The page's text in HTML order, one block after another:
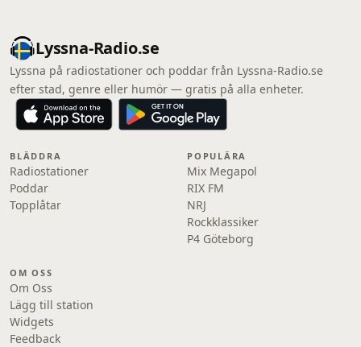
Lyssna-Radio.se
Lyssna på radiostationer och poddar från Lyssna-Radio.se
efter stad, genre eller humör — gratis på alla enheter.
BLÄDDRA
Radiostationer
Poddar
Topplåtar
POPULÄRA
Mix Megapol
RIX FM
NRJ
Rockklassiker
P4 Göteborg
OM OSS
Om Oss
Lägg till station
Widgets
Feedback